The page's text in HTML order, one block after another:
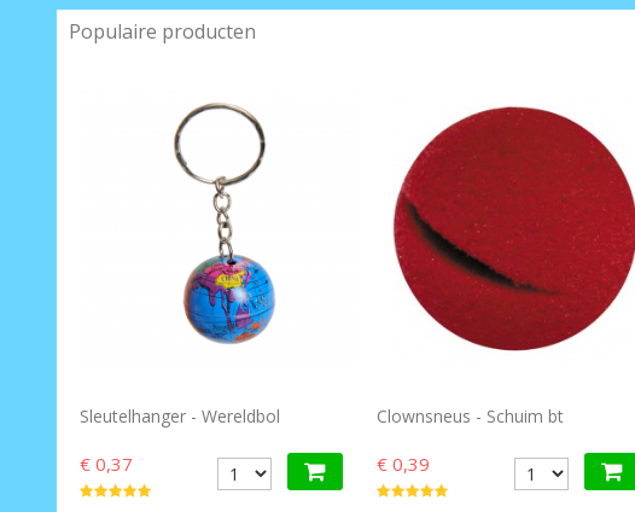
Populaire producten
Sleutelhanger - Wereldbol
€ 0,37
Clownsneus - Schuim bt
€ 0,39